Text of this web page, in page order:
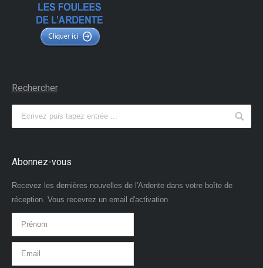
Rechercher
Abonnez-vous
Recevez les dernières nouvelles de l'Ardente dans votre boîte de
réception. Vous recevrez un email d'activation